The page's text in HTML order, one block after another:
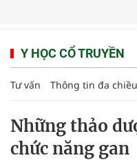
Y HỌC CỔ TRUYỀN
Tư vấn Thông tin đa chiều
Những thảo
chức năng gan